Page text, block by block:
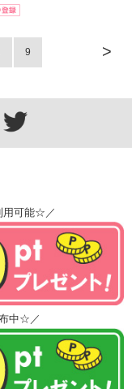
>
9
用可能☆／
中☆／